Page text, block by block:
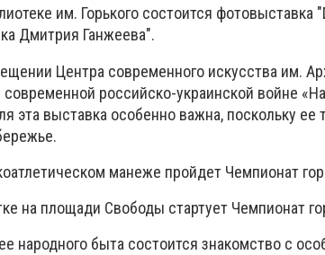
им. Горького состоится фотовыставка
Дмитрия Ганжеева".
Центра современного искусства им.
российско-украинской войне
эта выставка особенно важна, поскольку ее
манеже пройдет Чемпионат
на площади Свободы стартует Чемпионат
народного быта состоится знакомство с